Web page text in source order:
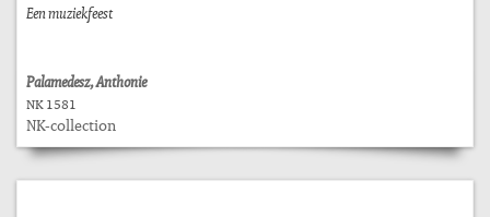
Een muziekfeest
Palamedesz, Anthonie
NK 1581
NK-collection